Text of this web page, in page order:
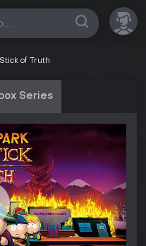
of Truth
Series